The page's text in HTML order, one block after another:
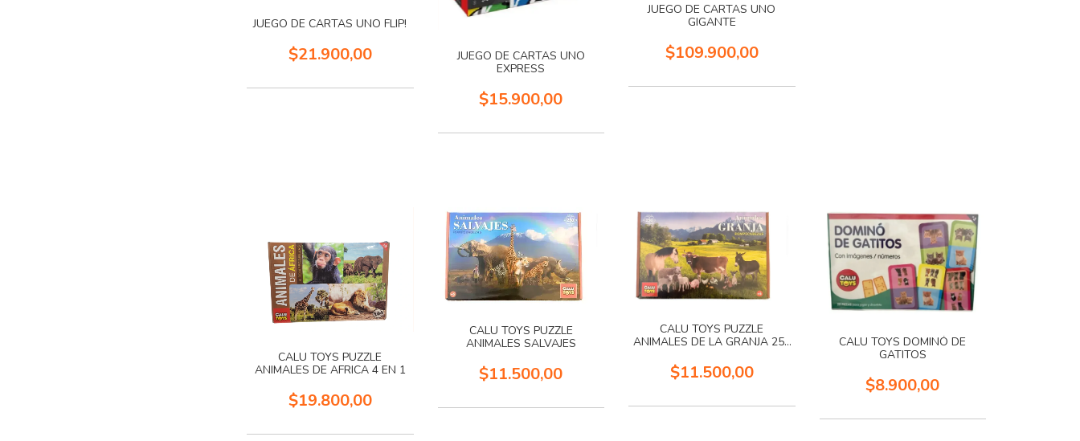
JUEGO DE CARTAS UNO FLIP!
$21.900,00
JUEGO DE CARTAS UNO
EXPRESS
$15.900,00
JUEGO DE CARTAS UNO
GIGANTE
$109.900,00
CALU TOYS PUZZLE
ANIMALES DE AFRICA 4 EN 1
$19.800,00
CALU TOYS PUZZLE
ANIMALES SALVAJES
$11.500,00
CALU TOYS PUZZLE
ANIMALES DE LA GRANJA 250
$11.500,00
CALU TOYS DOMINÓ DE
GATITOS
$8.900,00